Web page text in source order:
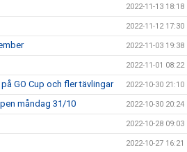
2022-11-13 18:18
2022-11-12 17:30
2022-11-03 19:38
2022-11-01 08:22
GO Cup och fler tävlingar 2022-10-30 21:10
måndag 31/10 2022-10-30 20:24
2022-10-28 09:03
2022-10-27 16:21